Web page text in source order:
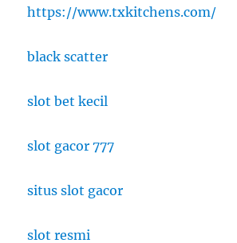
https://www.txkitchens.com/
black scatter
slot bet kecil
slot gacor 777
situs slot gacor
slot resmi